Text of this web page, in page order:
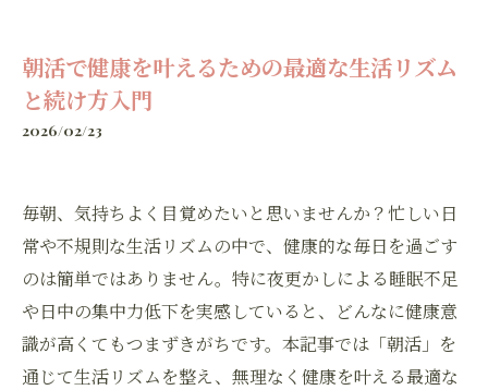
朝活で健康を叶えるための最適な生活リズム
と続け方入門
2026/02/23
毎朝、気持ちよく目覚めたいと思いませんか？忙しい日
常や不規則な生活リズムの中で、健康的な毎日を過ごす
のは簡単ではありません。特に夜更かしによる睡眠不足
や日中の集中力低下を実感していると、どんなに健康意
識が高くてもつまずきがちです。本記事では「朝活」を
通じて生活リズムを整え、無理なく健康を叶える最適な